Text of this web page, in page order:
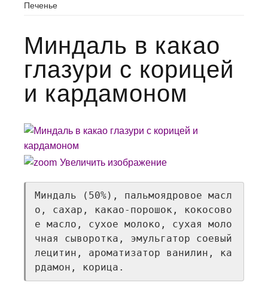
Печенье
Миндаль в какао
глазури с корицей
и кардамоном
Увеличить изображение
Миндаль (50%), пальмоядровое масл
о, сахар, какао-порошок, кокосово
е масло, сухое молоко, сухая моло
чная сыворотка, эмульгатор соевый
лецитин, ароматизатор ванилин, ка
рдамон, корица.